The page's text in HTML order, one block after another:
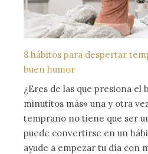
8 hábitos para despertar
buen humor
¿Eres de las que presiona el
minutitos más» una y otra
temprano no tiene que ser
puede convertirse en un
ayude a empezar tu día con